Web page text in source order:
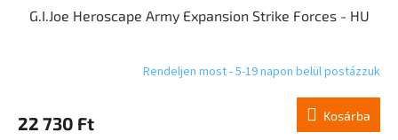
G.I.Joe Heroscape Army Expansion Strike Forces - HU
Rendeljen most - 5-19 napon belül postázzuk
22 730 Ft Kosárba